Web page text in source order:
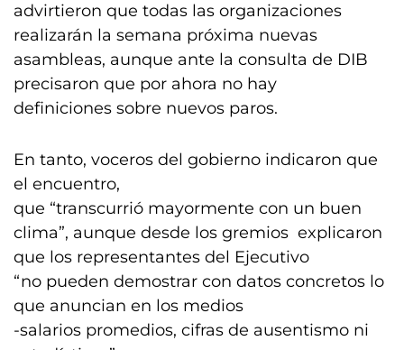
advirtieron que todas las organizaciones
realizarán la semana próxima nuevas
asambleas, aunque ante la consulta de DIB
precisaron que por ahora no hay
definiciones sobre nuevos paros.
En tanto, voceros del gobierno indicaron que
el encuentro,
que “transcurrió mayormente con un buen
clima”, aunque desde los gremios explicaron
que los representantes del Ejecutivo
“no pueden demostrar con datos concretos lo
que anuncian en los medios
-salarios promedios, cifras de ausentismo ni